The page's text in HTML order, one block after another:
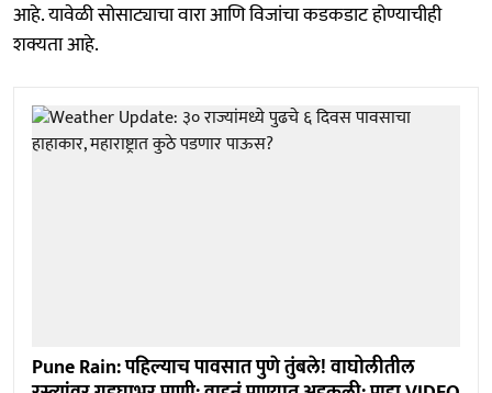
आहे. यावेळी सोसाट्याचा वारा आणि विजांचा कडकडाट होण्याचीही
शक्यता आहे.
Pune Rain: पहिल्याच पावसात पुणे तुंबले! वाघोलीतील